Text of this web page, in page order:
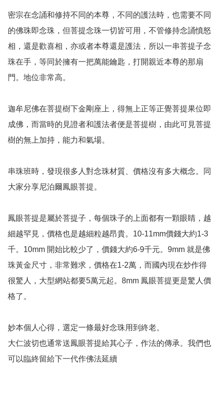
密宗在念誦和修持不同的本尊，不同的護法時，也需要不同
的佛珠即念珠，但菩提念珠一切皆可用，不管修持念誦憤怒
相，還是歡喜相，亦或者本尊還是護法，所以一串菩提子念
珠在手，等同於擁有一把萬能鑰匙，打開親近本尊的那扇
門。地位非常高。
迦牟尼佛在菩提樹下金剛座上，得無上正等正覺菩提果位即
成佛，而當時的見證者和護法者便是菩提樹，由此可見菩提
樹的無上加持，能力和氣場。
串珠班時，發現很多人對念珠材質、價格沒有多大概念。同
大家分享尼泊爾鳳眼菩提。
鳳眼菩提是屬於菩提子，每個珠子的上面都有一顆眼睛，越
細越罕見，價格也是越細粒越昂貴。10-11mm價錢大約1-3
千。10mm 開始比較少了，價錢大約6-9千元。9mm 就是佛
珠黃金尺寸，非常難求，價格在1-2萬，而國內現在炒作得
很驚人，大型網站都要5萬元起。8mm 鳳眼菩提更是驚人價
格了。
妙本個人心得，選定一條最好念珠用到終老。
大仁波切也通常送鳳眼菩提給其心子，作法的傳承。我們也
可以臨終留給下一代作佛法延續